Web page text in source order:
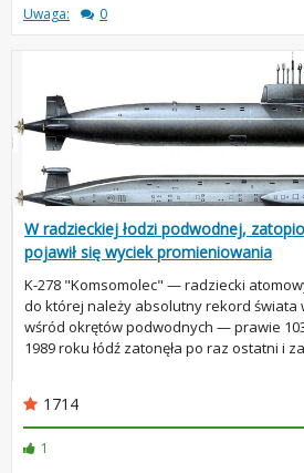
Uwaga:
0
W radzieckiej łodzi podwodnej,
pojawił się wyciek promieniowania
K-278 "Komsomolec" — radziecki
do której należy absolutny rekord świata
wśród okrętów podwodnych — prawie
1989 roku łódź zatonęła po raz ostatni i
1714
1